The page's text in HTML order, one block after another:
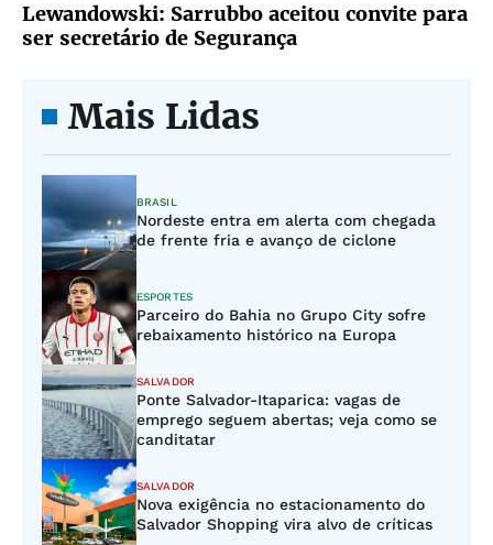
Lewandowski: Sarrubbo aceitou convite para
ser secretário de Segurança
Mais Lidas
BRASIL
Nordeste entra em alerta com chegada
de frente fria e avanço de ciclone
ESPORTES
Parceiro do Bahia no Grupo City sofre
rebaixamento histórico na Europa
SALVADOR
Ponte Salvador-Itaparica: vagas de
emprego seguem abertas; veja como se
canditatar
SALVADOR
Nova exigência no estacionamento do
Salvador Shopping vira alvo de críticas